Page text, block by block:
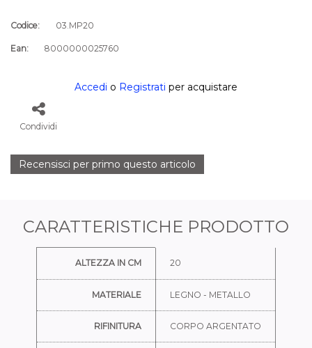
Codice: 03.MP20
Ean: 8000000025760
Accedi o Registrati per acquistare
Condividi
Recensisci per primo questo articolo
CARATTERISTICHE PRODOTTO
ALTEZZA IN CM 20
MATERIALE LEGNO - METALLO
RIFINITURA CORPO ARGENTATO